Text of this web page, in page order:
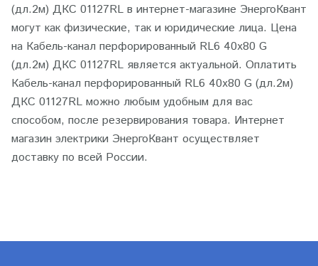
(дл.2м) ДКС 01127RL в интернет-магазине ЭнергоКвант
могут как физические, так и юридические лица. Цена
на Кабель-канал перфорированный RL6 40х80 G
(дл.2м) ДКС 01127RL является актуальной. Оплатить
Кабель-канал перфорированный RL6 40х80 G (дл.2м)
ДКС 01127RL можно любым удобным для вас
способом, после резервирования товара. Интернет
магазин электрики ЭнергоКвант осуществляет
доставку по всей России.